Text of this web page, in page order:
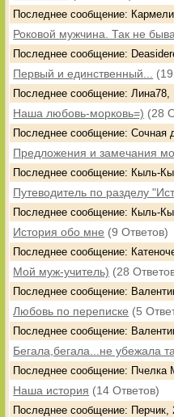
Последнее сообщение:
Роковой мужчина. Так не
Последнее сообщение:
Первый и единственный...
Последнее сообщение: Лина78,
Наша любовь-морковь=) (28
Последнее сообщение: Сочная
Предложения и замечания
Последнее сообщение: Кыль-
Путеводитель по разделу
Последнее сообщение: Кыль-
История обо мне (9 Ответов)
Последнее сообщение:
Мой муж-учитель) (28
Последнее сообщение:
Любовь по переписке (5
Последнее сообщение:
Бегала,бегала...не убежала
Последнее сообщение: Пчелка
Наша история (14 Ответов)
Последнее сообщение: Перчик,